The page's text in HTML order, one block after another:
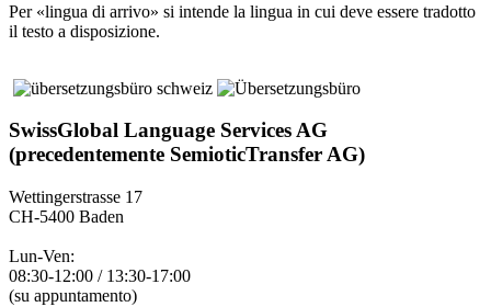
Per «lingua di arrivo» si intende la lingua in cui deve essere tradotto
il testo a disposizione.
SwissGlobal Language Services AG
(precedentemente SemioticTransfer AG)
Wettingerstrasse 17
CH-5400 Baden
Lun-Ven:
08:30-12:00 / 13:30-17:00
(su appuntamento)